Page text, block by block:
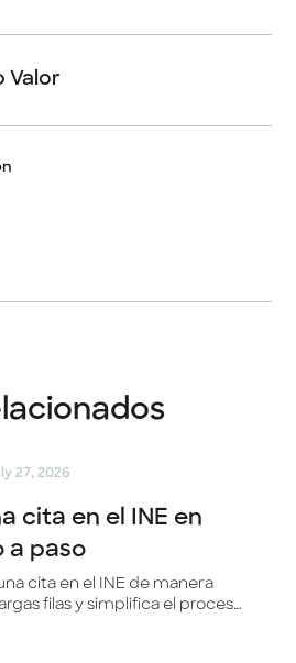
Valor
27, 2026
cita en el INE en
a paso
cita en el INE de manera
filas y simplifica el proceso